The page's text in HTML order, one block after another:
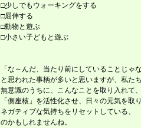
□少しでもウォーキングをする
□屈伸する
□動物と遊ぶ
□小さい子どもと遊ぶ
「な～んだ、当たり前にしていることじゃ
と思われた事柄が多いと思いますが、私た
無意識のうちに、こんなことを取り入れて
「側座核」を活性化させ、日々の元気を取
ネガティブな気持ちをリセットしている、
のかもしれませんね。